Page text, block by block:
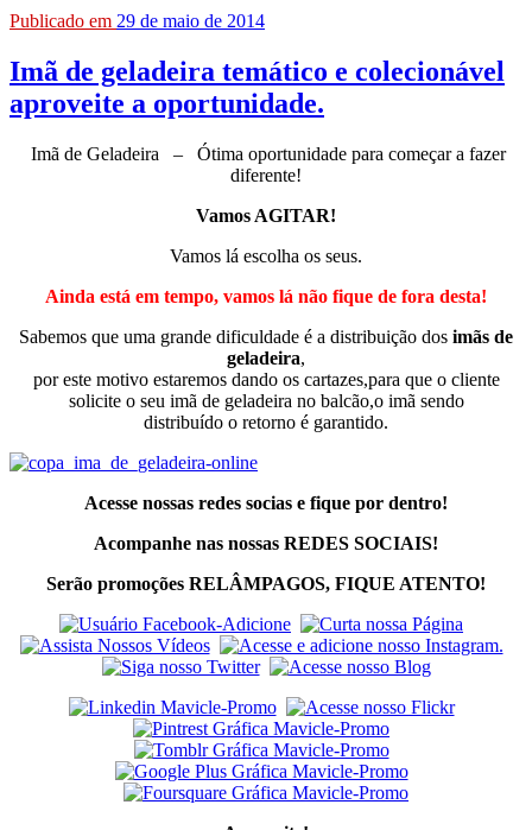
Publicado em 29 de maio de 2014
Imã de geladeira temático e colecionável
aproveite a oportunidade.
Imã de Geladeira – Ótima oportunidade para começar a fazer
diferente!
Vamos AGITAR!
Vamos lá escolha os seus.
Ainda está em tempo, vamos lá não fique de fora desta!
Sabemos que uma grande dificuldade é a distribuição dos imãs de
geladeira,
por este motivo estaremos dando os cartazes,para que o cliente
solicite o seu imã de geladeira no balcão,o imã sendo
distribuído o retorno é garantido.
Acesse nossas redes socias e fique por dentro!
Acompanhe nas nossas REDES SOCIAIS!
Serão promoções RELÂMPAGOS, FIQUE ATENTO!